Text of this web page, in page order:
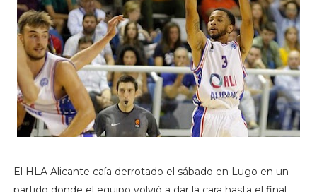
El HLA Alicante caía derrotado el sábado en Lugo en un